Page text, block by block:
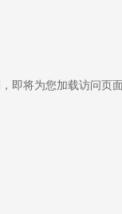
即将为您加载访问页